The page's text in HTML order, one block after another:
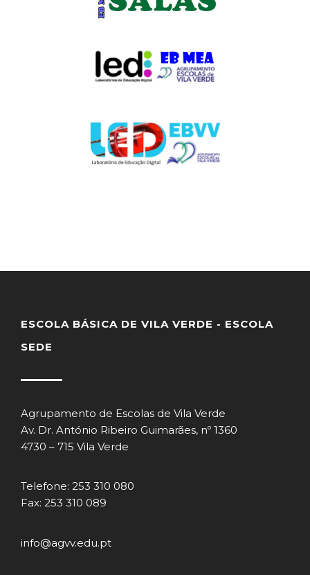
ESCOLA BÁSICA DE VILA VERDE - ESCOLA
SEDE
Agrupamento de Escolas de Vila Verde
Av. Dr. António Ribeiro Guimarães, nº 1360
4730 – 715 Vila Verde
Telefone: 253 310 080
Fax: 253 310 089
info@agvv.edu.pt